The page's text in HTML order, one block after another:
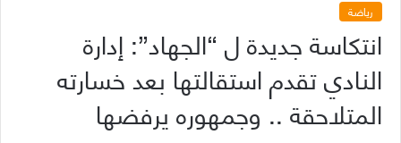
رياضة
انتكاسة جديدة ل “الجهاد”: إدارة
النادي تقدم استقالتها بعد خسارته
المتلاحقة .. وجمهوره يرفضها